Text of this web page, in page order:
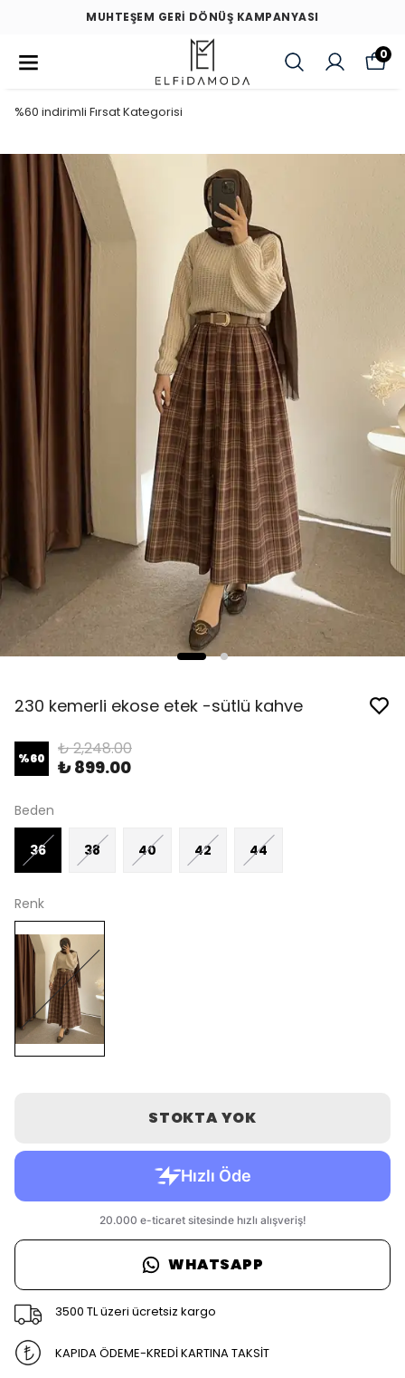
MUHTEŞEM GERİ DÖNÜŞ KAMPANYASI
0
%60 indirimli Fırsat Kategorisi
230 kemerli ekose etek -sütlü kahve
%60 ₺ 2,248.00
₺ 899.00
Beden
36 38 40 42 44
Renk
STOKTA YOK
WHATSAPP
3500 TL üzeri ücretsiz kargo
KAPIDA ÖDEME-KREDİ KARTINA TAKSİT